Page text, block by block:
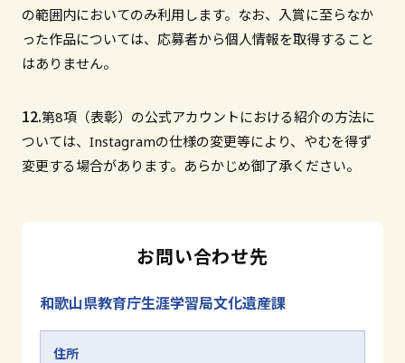
の範囲内においてのみ利用します。なお、入賞に至らなか
った作品については、応募者から個人情報を取得すること
はありません。
第8項（表彰）の公式アカウントにおける紹介の方法に
ついては、Instagramの仕様の変更等により、やむを得ず
変更する場合があります。あらかじめ御了承ください。
お問い合わせ先
和歌山県教育庁生涯学習局文化遺産課
住所